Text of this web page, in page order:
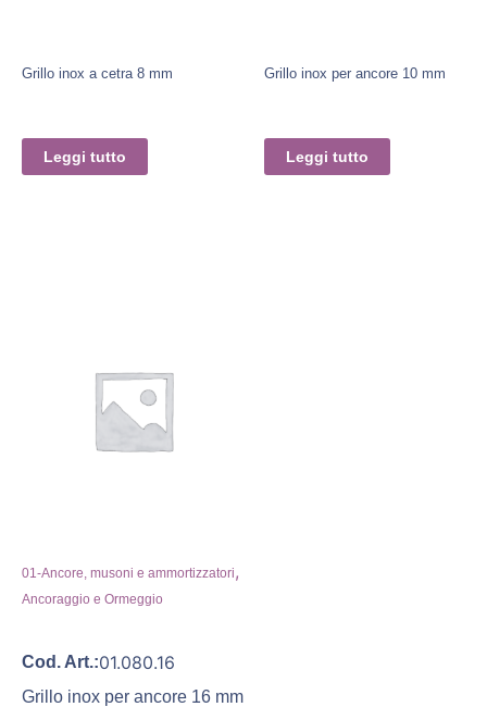
Grillo inox a cetra 8 mm
Leggi tutto
Grillo inox per ancore 10 mm
Leggi tutto
01-Ancore, musoni e ammortizzatori,
Ancoraggio e Ormeggio
Cod. Art.:01.080.16
Grillo inox per ancore 16 mm